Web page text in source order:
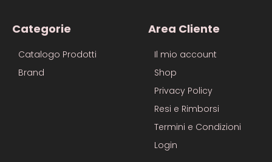
Categorie
Catalogo Prodotti
Brand
Area Cliente
Il mio account
Shop
Privacy Policy
Resi e Rimborsi
Termini e Condizioni
Login